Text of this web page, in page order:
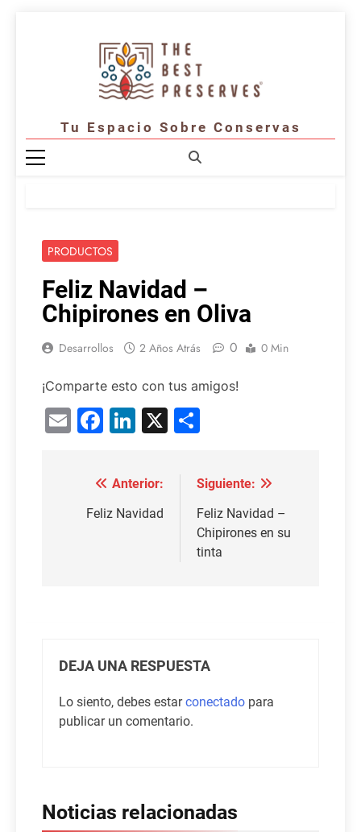
Tu Espacio Sobre Conservas
PRODUCTOS
Feliz Navidad –
Chipirones en Oliva
Desarrollos 2 Años Atrás 0 0 Min
¡Comparte esto con tus amigos!
EmailFacebook
LinkedIn
X
Navegación
Anterior:
Feliz Navidad
Siguiente:
Feliz Navidad –
Chipirones en su
tinta
DEJA UNA RESPUESTA
Lo siento, debes estarconectado para
publicar un comentario.
Noticias relacionadas